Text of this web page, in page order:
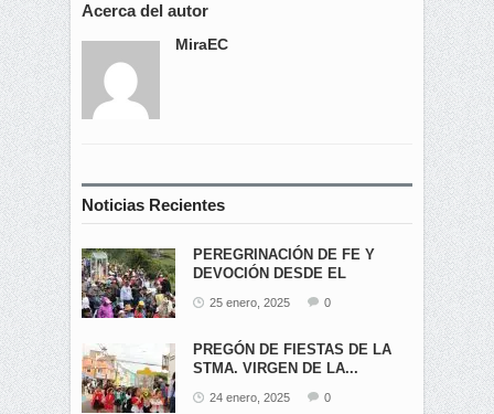
Acerca del autor
MiraEC
Noticias Recientes
PEREGRINACIÓN DE FE Y
DEVOCIÓN DESDE EL
25 enero, 2025 0
PREGÓN DE FIESTAS DE LA
STMA. VIRGEN DE LA...
24 enero, 2025 0